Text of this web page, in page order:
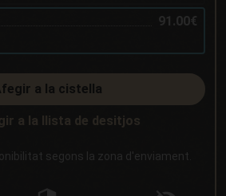
91.00€
a la cistella
a la llista de desitjos
segons la zona d'enviament.